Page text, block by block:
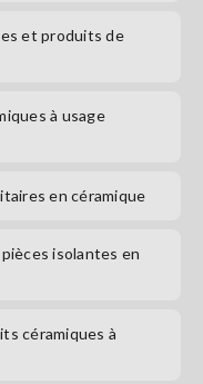
et produits de
à usage
en céramique
isolantes en
céramiques à